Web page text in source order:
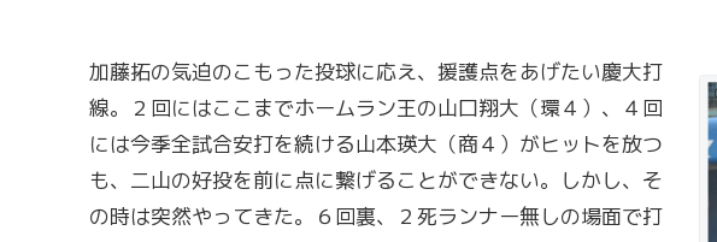
加藤拓の気迫のこもった投球に応え、援護点をあげたい慶大打
線。２回にはここまでホームラン王の山口翔大（環４）、４回
には今季全試合安打を続ける山本瑛大（商４）がヒットを放つ
も、二山の好投を前に点に繋げることができない。しかし、そ
の時は突然やってきた。６回裏、２死ランナー無しの場面で打